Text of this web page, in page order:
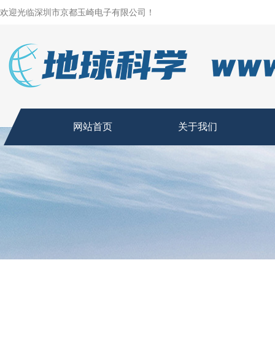
欢迎光临深圳市京都玉崎电子有限公司！
网站首页 关于我们